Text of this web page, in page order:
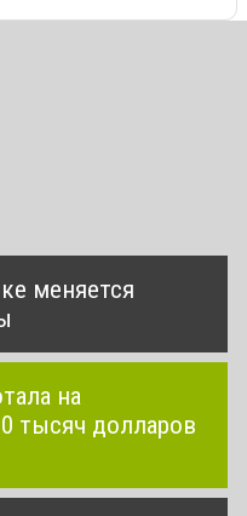
меняется
на
тысяч долларов